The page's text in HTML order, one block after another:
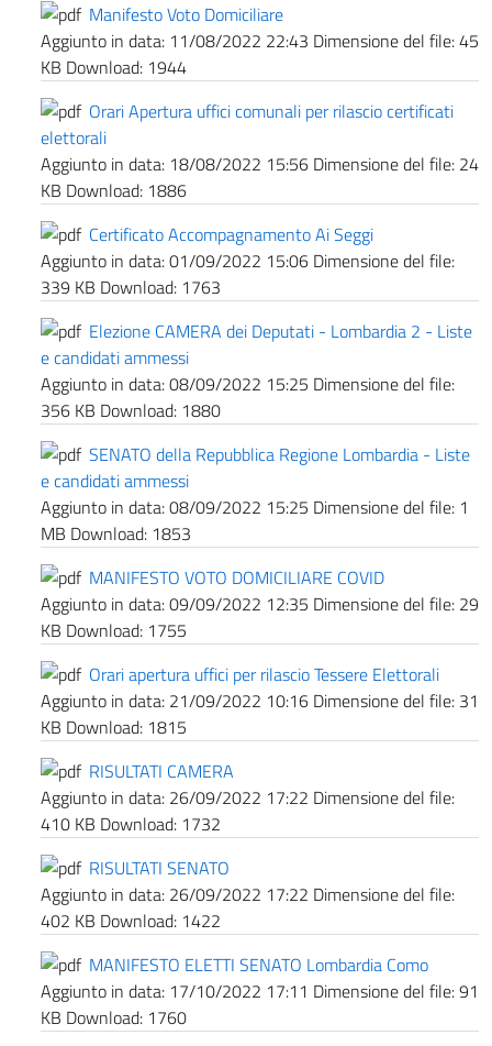
Manifesto Voto Domiciliare
Aggiunto in data: 11/08/2022 22:43 Dimensione del file:45
KB Download: 1944
Orari Apertura uffici comunali per rilascio certificati
elettorali
Aggiunto in data: 18/08/2022 15:56 Dimensione del file: 24
KB Download: 1886
Certificato Accompagnamento Ai Seggi
Aggiunto in data:01/09/2022 15:06 Dimensione del file:
339 KB Download: 1763
Elezione CAMERA dei Deputati - Lombardia 2 - Liste
e candidati ammessi
Aggiunto in data:08/09/2022 15:25 Dimensione del file:
356 KB Download: 1880
SENATO della Repubblica Regione Lombardia - Liste
e candidati ammessi
Aggiunto in data:08/09/2022 15:25 Dimensione del file: 1
MB Download: 1853
MANIFESTO VOTO DOMICILIARE COVID
Aggiunto in data:09/09/2022 12:35 Dimensione del file: 29
KB Download: 1755
Orari apertura uffici per rilascio Tessere Elettorali
Aggiunto in data: 21/09/2022 10:16 Dimensione del file: 31
KB Download: 1815
RISULTATI CAMERA
Aggiunto in data: 26/09/2022 17:22 Dimensione del file:
410 KB Download: 1732
RISULTATI SENATO
Aggiunto in data: 26/09/2022 17:22 Dimensione del file:
402 KB Download: 1422
MANIFESTO ELETTI SENATO Lombardia Como
Aggiunto in data: 17/10/2022 17:11 Dimensione del file:91
KB Download: 1760